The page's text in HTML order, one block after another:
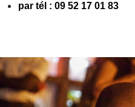
par tél : 09 52 17 01 83